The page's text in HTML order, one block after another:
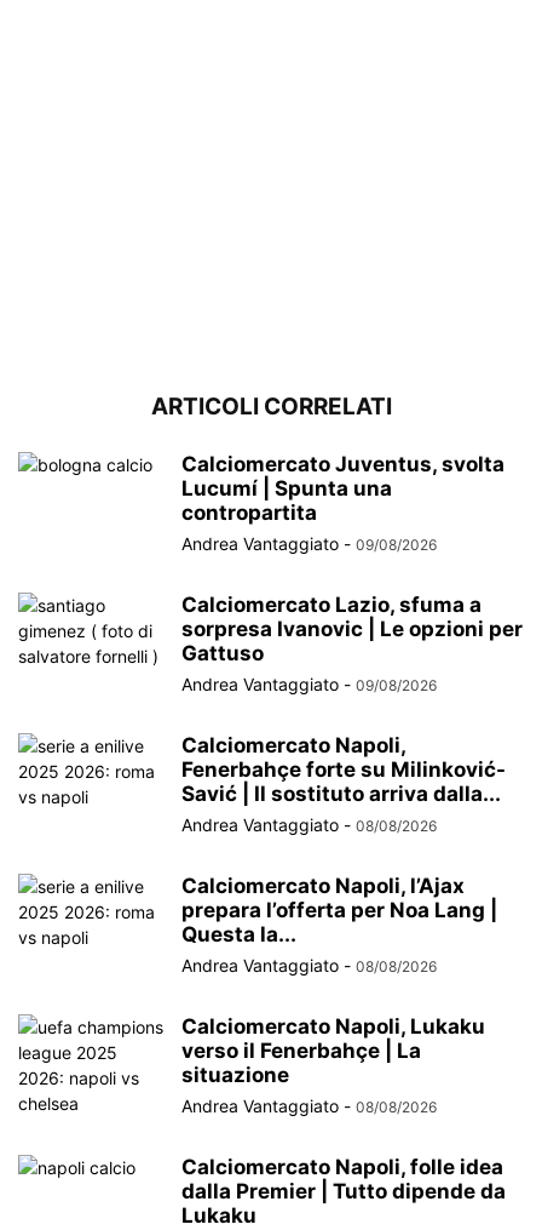
ARTICOLI CORRELATI
Calciomercato Juventus, svolta
Lucumí | Spunta una
contropartita
Andrea Vantaggiato - 09/08/2026
Calciomercato Lazio, sfuma a
sorpresa Ivanovic | Le opzioni per
Gattuso
Andrea Vantaggiato - 09/08/2026
Calciomercato Napoli,
Fenerbahçe forte su Milinković-
Savić | Il sostituto arriva dalla...
Andrea Vantaggiato - 08/08/2026
Calciomercato Napoli, l’Ajax
prepara l’offerta per Noa Lang |
Questa la...
Andrea Vantaggiato - 08/08/2026
Calciomercato Napoli, Lukaku
verso il Fenerbahçe | La
situazione
Andrea Vantaggiato - 08/08/2026
Calciomercato Napoli, folle idea
dalla Premier | Tutto dipende da
Lukaku